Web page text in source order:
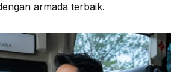
armada terbaik.